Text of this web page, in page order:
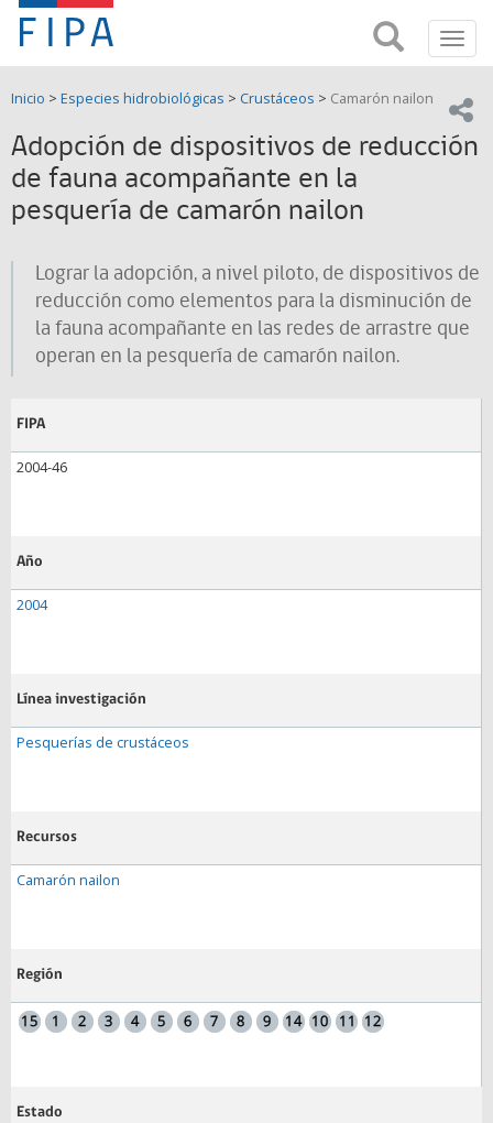
Fondo
de
Investigación
Pesquera
y
Acuicultura
(FIPA)-
SUBPESCA
FIPA;
Fondo
Investigación
y
de
Acuicultira
Inicio > Especies hidrobiológicas > Crustáceos > Camarón nailon
Adopción de dispositivos de reducción
de fauna acompañante en la
pesquería de camarón nailon
Lograr la adopción, a nivel piloto, de dispositivos de
reducción como elementos para la disminución de
la fauna acompañante en las redes de arrastre que
operan en la pesquería de camarón nailon.
FIPA
2004-46
Año
2004
Línea investigación
Pesquerías de crustáceos
Recursos
Camarón nailon
Región
Estado